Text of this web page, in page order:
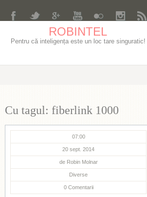
ROBINTEL
Pentru că inteligența este un loc tare singuratic!
Cu tagul: fiberlink 1000
07:00
20 sept. 2014
de Robin Molnar
Diverse
0 Comentarii